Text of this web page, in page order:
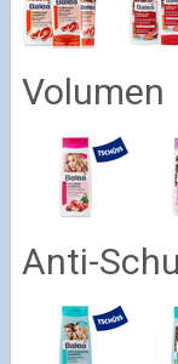
Volumen
Anti-